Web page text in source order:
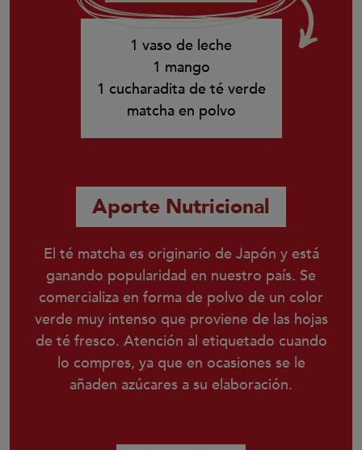
1 vaso de leche
1 mango
1 cucharadita de té verde
matcha en polvo
Aporte Nutricional
El té matcha es originario de Japón y está
ganando popularidad en nuestro país. Se
comercializa en forma de polvo de un color
verde muy intenso que proviene de las hojas
de té fresco. Atención al etiquetado cuando
lo compres, ya que en ocasiones se le
añaden azúcares a su elaboración.